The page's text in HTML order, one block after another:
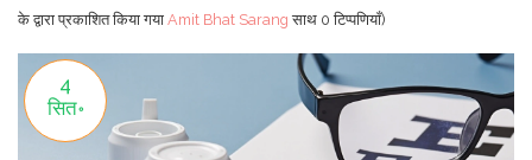
के द्वारा प्रकाशित किया गया Amit Bhat Sarang साथ 0 टिप्पणियाँ)
4
सित॰